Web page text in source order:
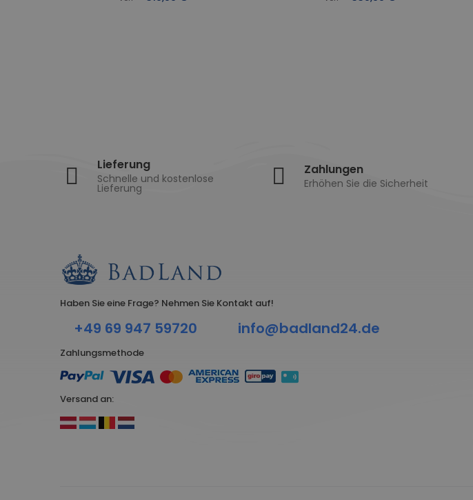
Lieferung
Schnelle und kostenlose
Lieferung
Zahlungen
Erhöhen Sie die Sicherheit
Haben Sie eine Frage? Nehmen Sie Kontakt auf!
+49 69 947 59720 info@badland24.de
Zahlungsmethode
Versand an: